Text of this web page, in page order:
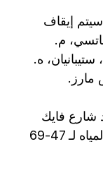
13:00 إلى الساعة 18:00، سيتم إيقاف
م.
ه.
مارز.
عند شارع فايك
جيرموك، فايوتس دزور مارز. إمدادات المياه لـ 47-69